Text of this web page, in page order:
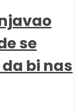
se
bi nas